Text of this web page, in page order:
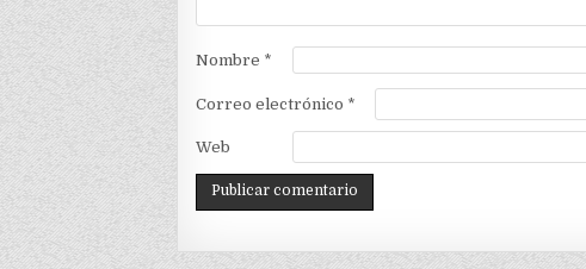
Nombre *
Correo electrónico *
Web